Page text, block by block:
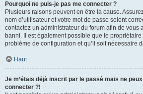
Pourquoi ne puis-je pas me connecter ?
Plusieurs raisons peuvent en être la cause.
nom d’utilisateur et votre mot de passe soient
contactez un administrateur du forum afin de vous
banni. Il est également possible que le
problème de configuration et qu’il soit nécessaire
Haut
Je m’étais déjà inscrit par le passé mais ne
connecter ?!